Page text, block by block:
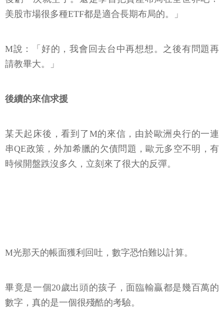
美股市場很多種ETF都是適合長期布局的。」
M說：「好的，我會回去台中再想想。之後有問題再
請教畢大。」
後續的來信求援
某天起床後，看到了M的來信，由於歐洲央行的一連
串QE政策，外加希臘的欠債問題，歐元多空不明，有
時候開盤跌沒多久，立刻來了很大的反彈。
M光那天的帳面獲利回吐，數字恐怕難以計算。
畢竟是一個20歲出頭的孩子，面臨輸贏都是幾百萬的
數字，真的是一個很殘酷的考驗。